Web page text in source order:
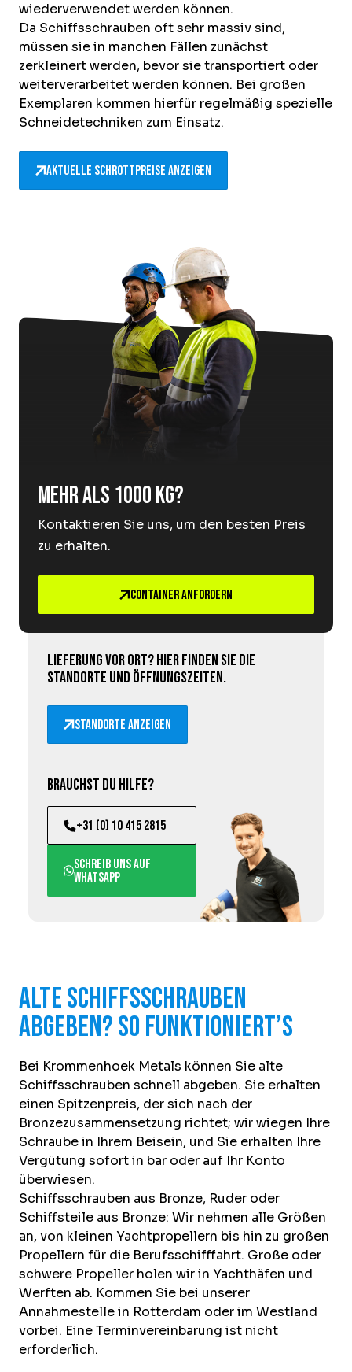
wiederverwendet werden können.
Da Schiffsschrauben oft sehr massiv sind,
müssen sie in manchen Fällen zunächst
zerkleinert werden, bevor sie transportiert oder
weiterverarbeitet werden können. Bei großen
Exemplaren kommen hierfür regelmäßig spezielle
Schneidetechniken zum Einsatz.
Aktuelle Schrottpreise anzeigen
Mehr als 1000 kg?
Kontaktieren Sie uns, um den besten Preis
zu erhalten.
Container anfordern
Lieferung vor Ort? Hier finden Sie die
Standorte und Öffnungszeiten.
Standorte anzeigen
Brauchst du Hilfe?
+31 (0) 10 415 2815
Schreib uns auf
WhatsApp
Alte Schiffsschrauben
abgeben? So funktioniert’s
Bei Krommenhoek Metals können Sie alte
Schiffsschrauben schnell abgeben. Sie erhalten
einen Spitzenpreis, der sich nach der
Bronzezusammensetzung richtet; wir wiegen Ihre
Schraube in Ihrem Beisein, und Sie erhalten Ihre
Vergütung sofort in bar oder auf Ihr Konto
überwiesen.
Schiffsschrauben aus Bronze, Ruder oder
Schiffsteile aus Bronze: Wir nehmen alle Größen
an, von kleinen Yachtpropellern bis hin zu großen
Propellern für die Berufsschifffahrt. Große oder
schwere Propeller holen wir in Yachthäfen und
Werften ab. Kommen Sie bei unserer
Annahmestelle in Rotterdam oder im Westland
vorbei. Eine Terminvereinbarung ist nicht
erforderlich.